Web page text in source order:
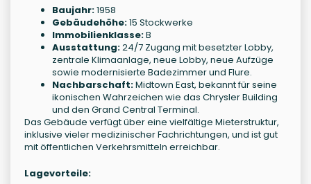
Baujahr:1958
Gebäudehöhe:15 Stockwerke
Immobilienklasse:B
Ausstattung:24/7 Zugang mit besetzter Lobby,
zentrale Klimaanlage, neue Lobby, neue Aufzüge
sowie modernisierte Badezimmer und Flure.
Nachbarschaft:Midtown East, bekannt für seine
ikonischen Wahrzeichen wie das Chrysler Building
und den Grand Central Terminal.
Das Gebäude verfügt über eine vielfältige Mieterstruktur,
inklusive vieler medizinischer Fachrichtungen, und ist gut
mit öffentlichen Verkehrsmitteln erreichbar.
Lagevorteile: